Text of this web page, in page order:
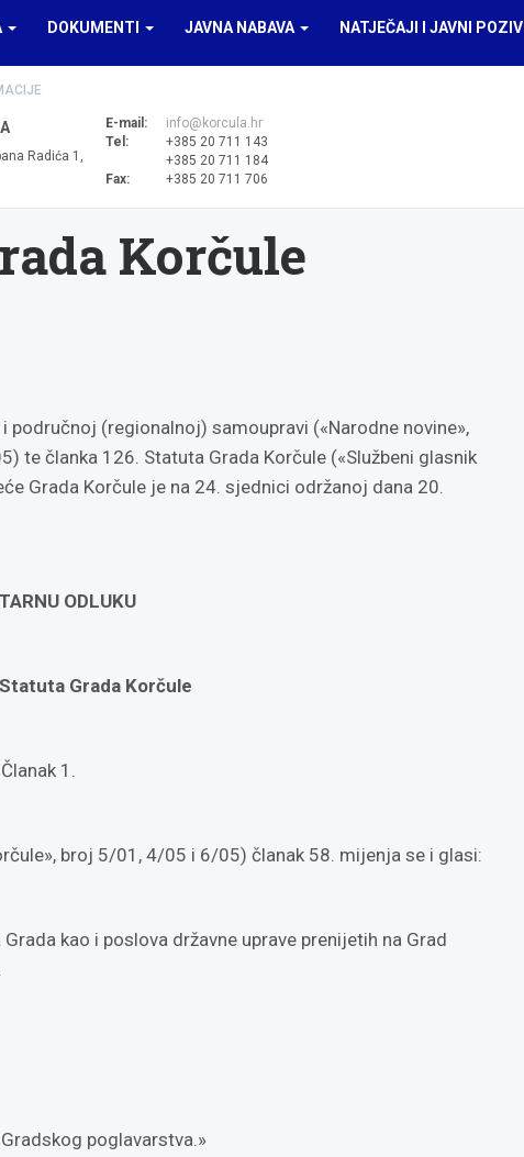
DOKUMENTI JAVNA NABAVA NATJEČAJI I JAVNI POZIVI
Radića 1,
E-mail:
info@korcula.hr
Tel:
+385 20 711 143
+385 20 711 184
Fax:
+385 20 711 706
Korčule
(regionalnoj) samoupravi («Narodne novine»,
članka 126. Statuta Grada Korčule («Službeni glasnik
Grada Korčule je na 24. sjednici održanoj dana 20.
ODLUKU
Grada Korčule
Članak 1.
broj 5/01, 4/05 i 6/05) članak 58. mijenja se i glasi:
kao i poslova državne uprave prenijetih na Grad
poglavarstva.»